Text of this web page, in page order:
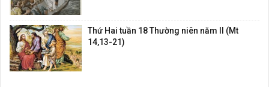
Thứ Hai tuần 18 Thường niên năm II (Mt
14,13-21)